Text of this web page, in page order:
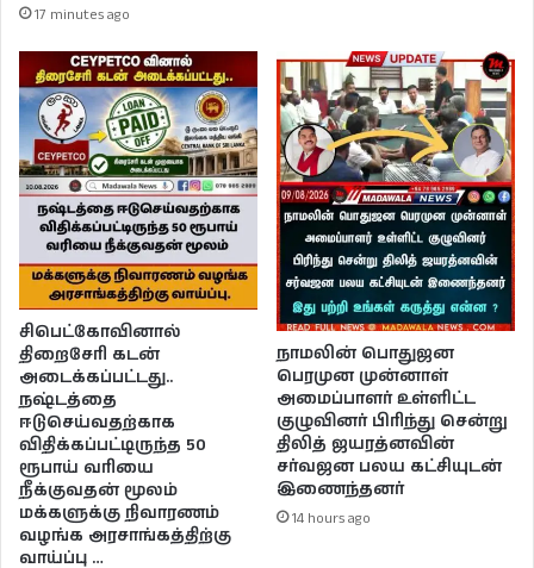
17 minutes ago
சிபெட்கோவினால்
திறைசேரி கடன்
அடைக்கப்பட்டது..
நஷ்டத்தை
ஈடுசெய்வதற்காக
விதிக்கப்பட்டிருந்த 50
ரூபாய் வரியை
நீக்குவதன் மூலம்
மக்களுக்கு நிவாரணம்
வழங்க அரசாங்கத்திற்கு
வாய்ப்பு …
நாமலின் பொதுஜன
பெரமுன முன்னாள்
அமைப்பாளர் உள்ளிட்ட
குழுவினர் பிரிந்து சென்று
திலித் ஜயரத்னவின்
சர்வஜன பலய கட்சியுடன்
இணைந்தனர்
14 hours ago